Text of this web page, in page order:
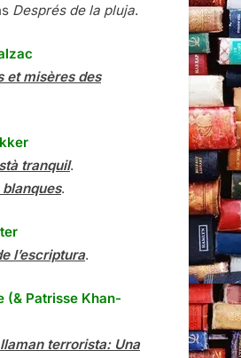
Després de la pluja.
et misères des
tranquil.
.
l’escriptura.
(& Patrisse Khan-
terrorista: Una